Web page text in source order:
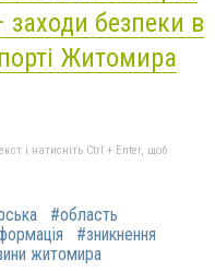
заходи безпеки в
Житомира
і натисніть Ctrl + Enter, щоб
#область
#зникнення
житомира